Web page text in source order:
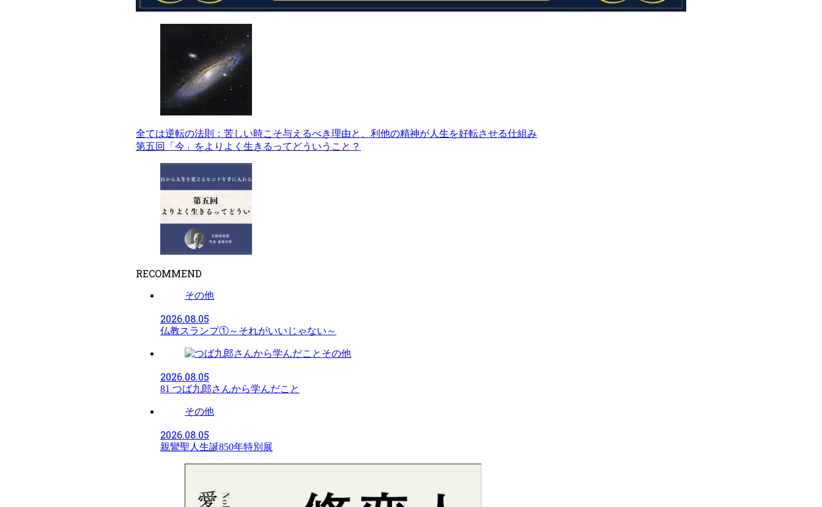
全ては逆転の法則：苦しい時こそ与えるべき理由と、利他の精神が人生を好転させる仕組み
第五回「今」をよりよく生きるってどういうこと？
RECOMMEND
その他
2026.08.05
仏教スランプ①～それがいいじゃない～
その他
2026.08.05
81 つば九郎さんから学んだこと
その他
2026.08.05
親鸞聖人生誕850年特別展